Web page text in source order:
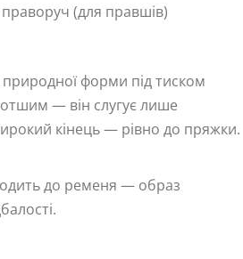
(для правшів)
природної форми під тиском
— він слугує лише
кінець — рівно до пряжки.
до ременя — образ